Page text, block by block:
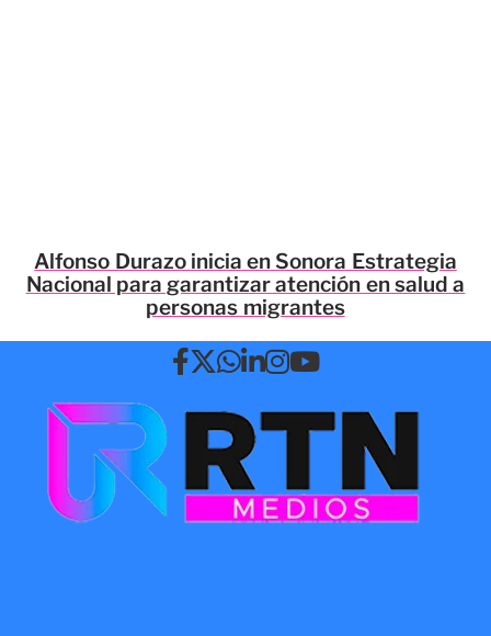
Alfonso Durazo inicia en Sonora Estrategia
Nacional para garantizar atención en salud a
personas migrantes